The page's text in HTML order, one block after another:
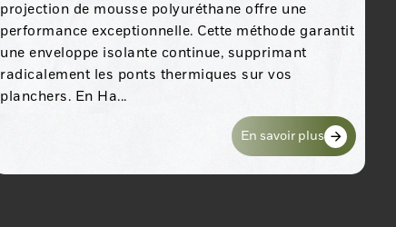
projection de mousse polyuréthane offre une
performance exceptionnelle. Cette méthode garantit
une enveloppe isolante continue, supprimant
radicalement les ponts thermiques sur vos
planchers. En Ha...
En savoir plus